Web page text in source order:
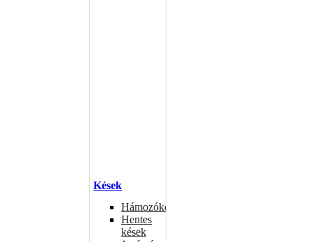
Kések
Hámozókések
Hentes
kések